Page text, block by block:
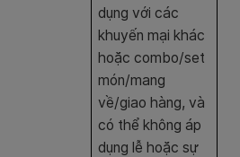
dụng với các
khuyến mại khác
hoặc combo/set
món/mang
về/giao hàng, và
có thể không áp
dụng lễ hoặc sự